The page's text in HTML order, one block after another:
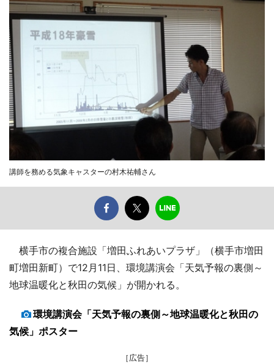
講師を務める気象キャスターの村木祐輔さん
横手市の複合施設「増田ふれあいプラザ」（横手市増田
町増田新町）で12月11日、環境講演会「天気予報の裏側～
地球温暖化と秋田の気候」が開かれる。
環境講演会「天気予報の裏側～地球温暖化と秋田の
気候」ポスター
［広告］